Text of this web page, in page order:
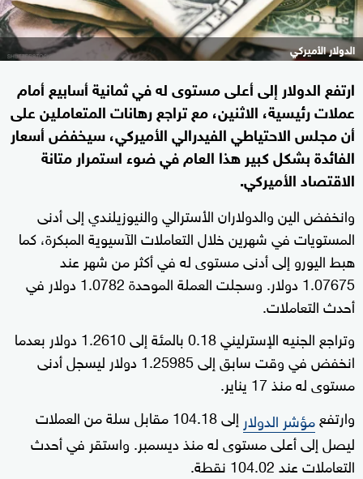
الدولار الأميركي
ارتفع الدولار إلى أعلى مستوى له في ثمانية أسابيع أمام
عملات رئيسية، الاثنين، مع تراجع رهانات المتعاملين على
أن مجلس الاحتياطي الفيدرالي الأميركي، سيخفض أسعار
الفائدة بشكل كبير هذا العام في ضوء استمرار متانة
الاقتصاد الأميركي.
وانخفض الين والدولاران الأسترالي والنيوزيلندي إلى أدنى
المستويات في شهرين خلال التعاملات الآسيوية المبكرة، كما
هبط اليورو إلى أدنى مستوى له في أكثر من شهر عند
1.07675 دولار. وسجلت العملة الموحدة 1.0782 دولار في
أحدث التعاملات.
وتراجع الجنيه الإسترليني 0.18 بالمئة إلى 1.2610 دولار بعدما
انخفض في وقت سابق إلى 1.25985 دولار ليسجل أدنى
مستوى له منذ 17 يناير.
وارتفعمؤشر الدولار
إلى 104.18 مقابل سلة من العملات
ليصل إلى أعلى مستوى له منذ ديسمبر. واستقر في أحدث
التعاملات عند 104.02 نقطة.